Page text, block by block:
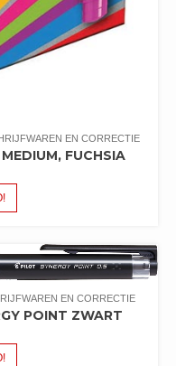
EN CORRECTIE
FUCHSIA
EN CORRECTIE
POINT ZWART